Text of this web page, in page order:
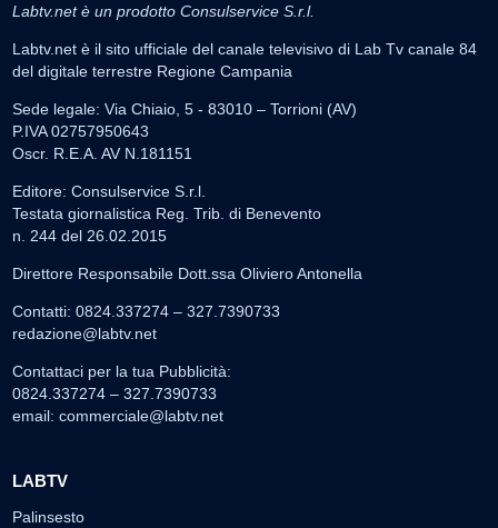
Labtv.net è un prodotto Consulservice S.r.l.
Labtv.net è il sito ufficiale del canale televisivo di Lab Tv canale 84
del digitale terrestre Regione Campania
Sede legale: Via Chiaio, 5 - 83010 – Torrioni (AV)
P.IVA 02757950643
Oscr. R.E.A. AV N.181151
Editore: Consulservice S.r.l.
Testata giornalistica Reg. Trib. di Benevento
n. 244 del 26.02.2015
Direttore Responsabile Dott.ssa Oliviero Antonella
Contatti: 0824.337274 – 327.7390733
redazione@labtv.net
Contattaci per la tua Pubblicità:
0824.337274 – 327.7390733
email: commerciale@labtv.net
LABTV
Palinsesto